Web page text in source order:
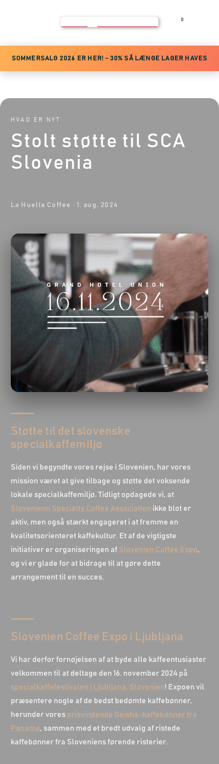
0
SOMMERSALG 2026 ER HER! −30% SÅ LÆNGE LAGER HAVES
HVAD ER NYT
Stolt støtte til SCA
Slovenia
La Huella Coffee · 1. aug. 2024
Støtte til det slovenske
specialkaffemiljø
Siden vi begyndte vores rejse i Slovenien, har vores
mission været at give tilbage og støtte det voksende
lokale specialkaffemiljø. Tidligt opdagede vi, at
Slovenienn Specialty Coffee Association ikke blot er
aktiv, men også stærkt engageret i at fremme en
kvalitetsorienteret kaffekultur. Et af de vigtigste
initiativer er organiseringen af Slovenien Coffee Expo,
og vi er glade for at bidrage til at gøre dette
arrangement til en succes.
Slovenien Coffee Expo i Ljubljana
Vi har derfor fornøjelsen af at byde alle kaffeentusiaster
velkommen til at deltage den 16. november 2024 på
specialkaffefestivalen i Ljubljana, Slovenien! Expoen vil
præsentere nogle af de bedst bedømte kaffebønner,
herunder vores prisvindende Geisha-kaffebønner fra
Panama, sammen med et bredt udvalg af ristede
kaffebønner fra Sloveniens førende risterier.